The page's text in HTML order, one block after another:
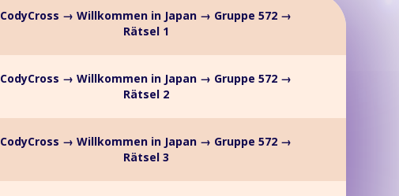
CodyCross → Willkommen in Japan → Gruppe 572 →
Rätsel 1
CodyCross → Willkommen in Japan → Gruppe 572 →
Rätsel 2
CodyCross → Willkommen in Japan → Gruppe 572 →
Rätsel 3